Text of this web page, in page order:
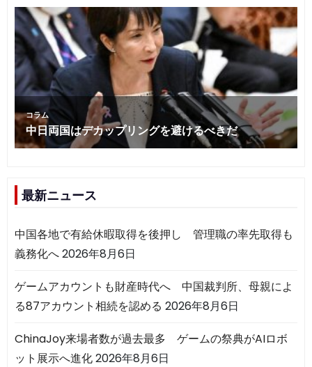
最新ニュース
中国各地で有給休暇取得を後押し 管理職の率先取得も
義務化へ2026年8月6日
ゲームアカウントも財産時代へ 中国裁判所、母親によ
る87アカウント相続を認める 2026年8月6日
ChinaJoy来場者数が過去最多 ゲームの祭典がAIロボ
ット展示へ進化2026年8月6日